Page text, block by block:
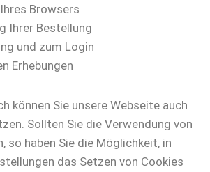
Browsers
Ihrer Bestellung
und zum Login
Erhebungen
können Sie unsere Webseite auch
Sollten Sie die Verwendung von
so haben Sie die Möglichkeit, in
das Setzen von Cookies